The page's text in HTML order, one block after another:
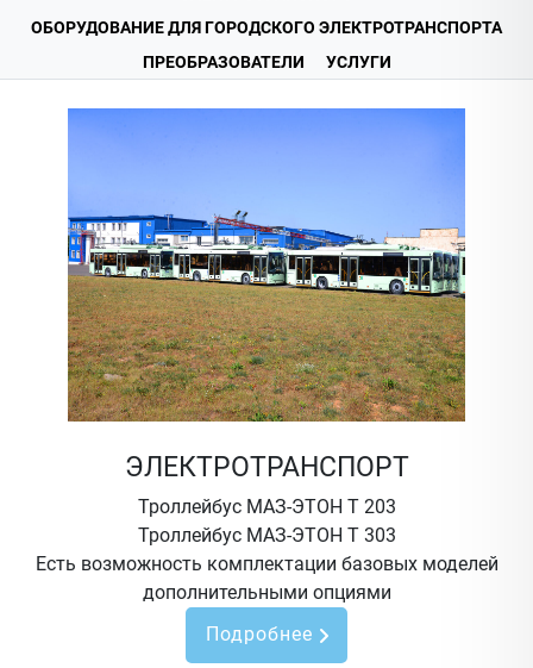
ОБОРУДОВАНИЕ ДЛЯ ГОРОДСКОГО ЭЛЕКТРОТРАНСПОРТА
ПРЕОБРАЗОВАТЕЛИ
УСЛУГИ
ЭЛЕКТРОТРАНСПОРТ
Троллейбус МАЗ-ЭТОН Т 203
Троллейбус МАЗ-ЭТОН Т 303
Есть возможность комплектации базовых моделей
дополнительными опциями
Подробнее